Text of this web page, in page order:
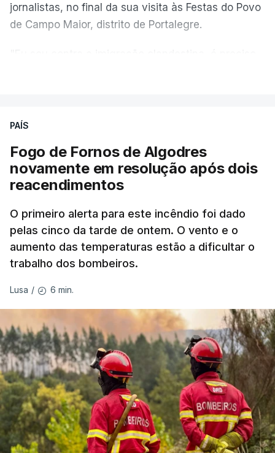
jornalistas, no final da sua visita às Festas do Povo
de Campo Maior, distrito de Portalegre.
nada disto é incompatível com tratarmos com
crianças", acrescentou.
António José Seguro mostrou dúvidas sobre se é
ERRO100
ESTE CONTEÚDO ESTÁ NESTE
MOMENTO INDISPONÍVEL
O Chega considerou "de uma enorme gravidade" a
decisão do Presidente da Repúblicade enviar para
o Tribunal Constitucional o decreto sobre retorno
de estrangeiros, sustentando tratar-se de "uma
PAÍS
Fogo de Fornos de Algodres
novamente em resolução após dois
reacendimentos
O primeiro alerta para este incêndio foi dado
pelas cinco da tarde de ontem. O vento e o
aumento das temperaturas estão a dificultar o
trabalho dos bombeiros.
Lusa / 6 min.